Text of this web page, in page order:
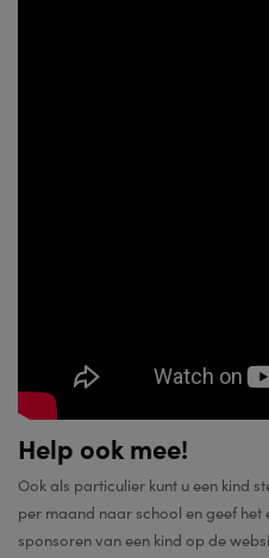
Help ook mee!
Ook als particulier kunt u een kind
per maand naar school en geef het
sponsoren van een kind op de